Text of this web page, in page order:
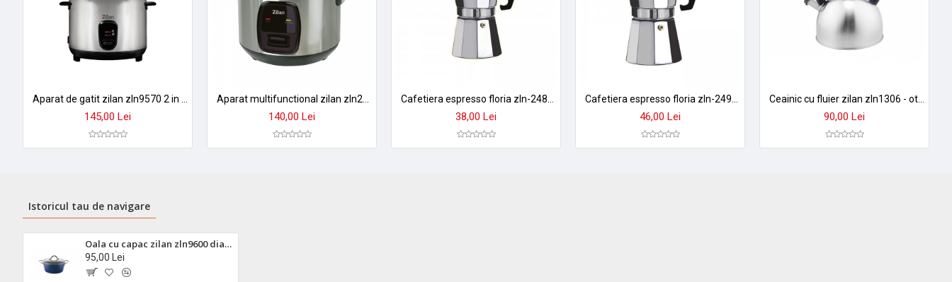
Aparat de gatit zilan zln9570 2 in 1 - orez aburi, 1,5 l, 500w, antiaderent cu functie mentinere caldura
145,00 Lei
Aparat multifunctional zilan zln2793 pentru orez si gatit la abur - 1.5l, 500w, design premium
140,00 Lei
Cafetiera espresso floria zln-2485 din aluminiu - 150ml, 3 cesti, design elegant argintiu
38,00 Lei
Cafetiera espresso floria zln-2492 - aluminiu, 6 cani, 300ml, argintiu - pentru aragaz
46,00 Lei
Ceainic cu fluier zilan zln1306 - otel inoxidabil 3,5l, universal gaz/ electric/ inductie
90,00 Lei
Istoricul tau de navigare
Oala cu capac zilan zln9600 diamond - inductie, ceramica inox, 20cm, 2,1l
95,00 Lei